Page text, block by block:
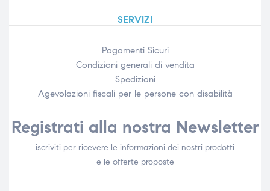
SERVIZI
Pagamenti Sicuri
Condizioni generali di vendita
Spedizioni
Agevolazioni fiscali per le persone con disabilità​
Registrati alla nostra Newsletter
iscriviti per ricevere le informazioni dei nostri prodotti
e le offerte proposte